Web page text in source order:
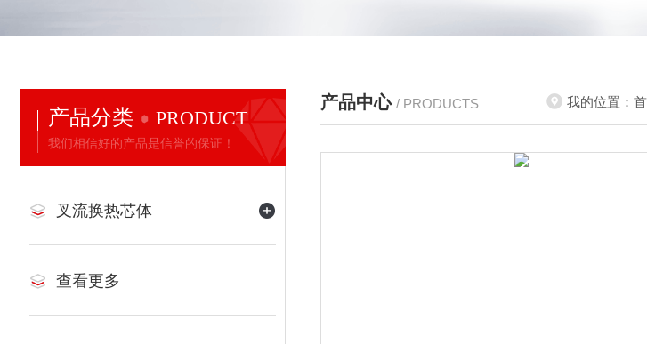
产品分类 PRODUCT
我们相信好的产品是信誉的保证！
叉流换热芯体
查看更多
产品中心 / PRODUCTS 我的位置：